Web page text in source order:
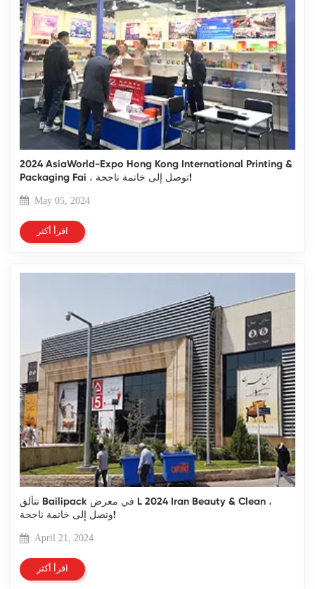
2024 AsiaWorld-Expo Hong Kong International Printing &
Packaging Fai ، توصل إلى خاتمة ناجحة!
May 05, 2024
اقرأ أكثر
تتألق Bailipack في معرض L 2024 Iran Beauty & Clean ،
وتصل إلى خاتمة ناجحة!
April 21, 2024
اقرأ أكثر